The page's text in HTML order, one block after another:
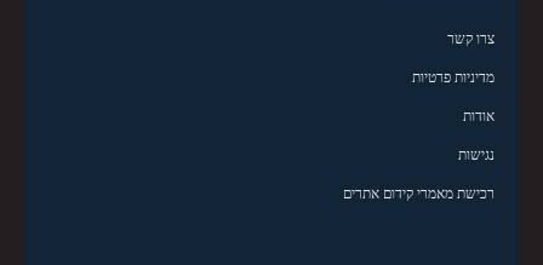
צרו קשר
מדיניות פרטיות
אודות
נגישות
רכישת מאמרי קידום אתרים